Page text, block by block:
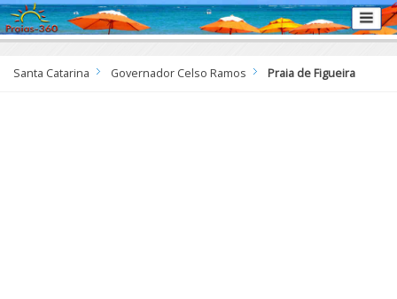
Santa Catarina Governador Celso Ramos Praia de Figueira